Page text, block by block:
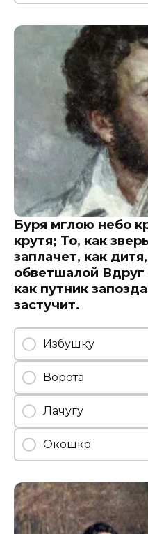
Буря мглою небо
крутя; То, как
заплачет, как
обветшалой
как путник
застучит.
Избушку
Ворота
Лачугу
Окошко